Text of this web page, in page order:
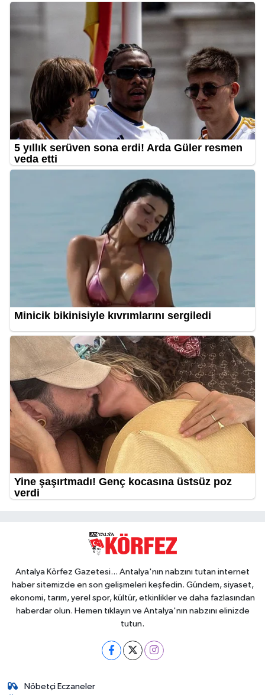
Antalya Körfez Gazetesi... Antalya'nın nabzını tutan internet
haber sitemizde en son gelişmeleri keşfedin. Gündem, siyaset,
ekonomi, tarım, yerel spor, kültür, etkinlikler ve daha fazlasından
haberdar olun. Hemen tıklayın ve Antalya'nın nabzını elinizde
tutun.
Nöbetçi Eczaneler